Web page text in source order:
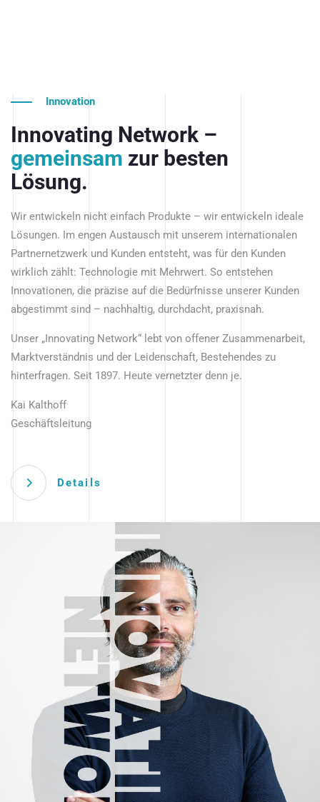
Innovation
Innovating Network –
gemeinsam zur besten
Lösung.
Wir entwickeln nicht einfach Produkte – wir entwickeln ideale
Lösungen. Im engen Austausch mit unserem internationalen
Partnernetzwerk und Kunden entsteht, was für den Kunden
wirklich zählt: Technologie mit Mehrwert. So entstehen
Innovationen, die präzise auf die Bedürfnisse unserer Kunden
abgestimmt sind – nachhaltig, durchdacht, praxisnah.
Unser „Innovating Network“ lebt von offener Zusammenarbeit,
Marktverständnis und der Leidenschaft, Bestehendes zu
hinterfragen. Seit 1897. Heute vernetzter denn je.
Kai Kalthoff
Geschäftsleitung
Details